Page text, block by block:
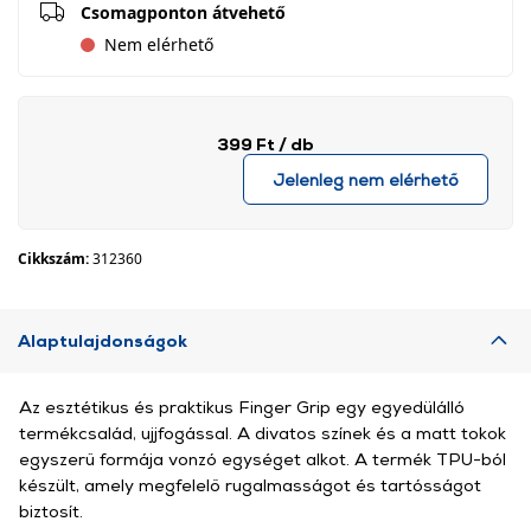
Csomagponton átvehető
Nem elérhető
399 Ft / db
Jelenleg nem elérhető
Cikkszám:312360
Alaptulajdonságok
Az esztétikus és praktikus Finger Grip egy egyedülálló
termékcsalád, ujjfogással. A divatos színek és a matt tokok
egyszerű formája vonzó egységet alkot. A termék TPU-ból
készült, amely megfelelő rugalmasságot és tartósságot
biztosít.